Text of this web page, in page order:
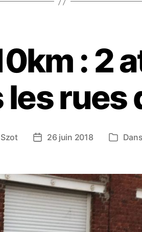
: 2
les rues
Date26 juin 2018 Dans